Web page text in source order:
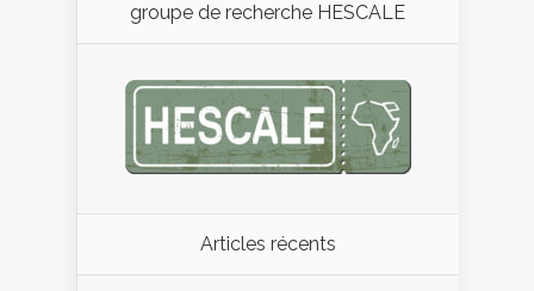
groupe de recherche HESCALE
Articles récents